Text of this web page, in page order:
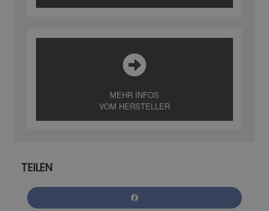
MEHR INFOS
VOM HERSTELLER
TEILEN